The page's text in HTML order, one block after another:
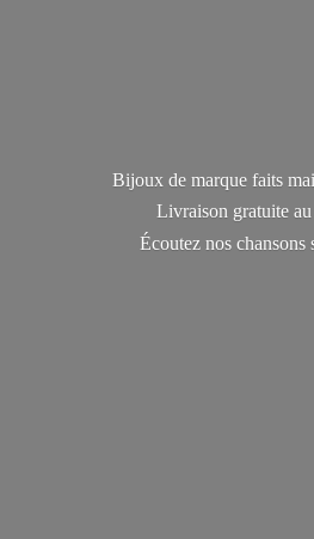
Bijoux de marque faits
Livraison gratuite au
Écoutez nos chansons